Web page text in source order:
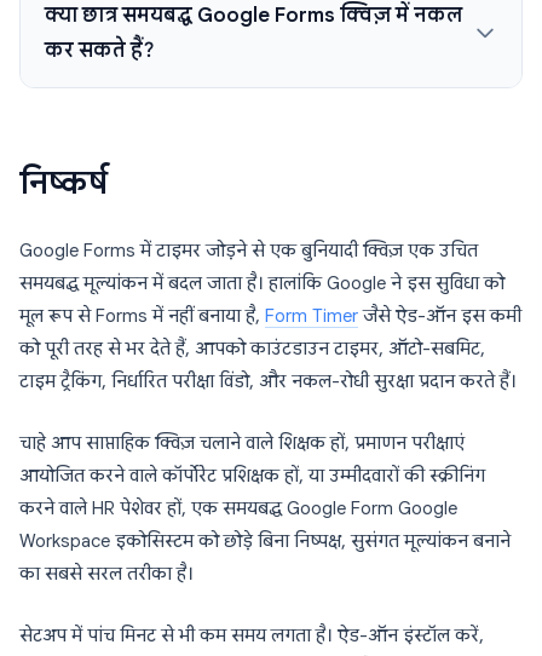
क्या छात्र समयबद्ध Google Forms क्विज़ में नकल
कर सकते हैं?
निष्कर्ष
Google Forms में टाइमर जोड़ने से एक बुनियादी क्विज़ एक उचित
समयबद्ध मूल्यांकन में बदल जाता है। हालांकि Google ने इस सुविधा को
मूल रूप से Forms में नहीं बनाया है, Form Timerजैसे ऐड-ऑन इस कमी
को पूरी तरह से भर देते हैं, आपको काउंटडाउन टाइमर, ऑटो-सबमिट,
टाइम ट्रैकिंग, निर्धारित परीक्षा विंडो, और नकल-रोधी सुरक्षा प्रदान करते हैं।
चाहे आप साप्ताहिक क्विज़ चलाने वाले शिक्षक हों, प्रमाणन परीक्षाएं
आयोजित करने वाले कॉर्पोरेट प्रशिक्षक हों, या उम्मीदवारों की स्क्रीनिंग
करने वाले HR पेशेवर हों, एक समयबद्ध Google Form Google
Workspace इकोसिस्टम को छोड़े बिना निष्पक्ष, सुसंगत मूल्यांकन बनाने
का सबसे सरल तरीका है।
सेटअप में पांच मिनट से भी कम समय लगता है। ऐड-ऑन इंस्टॉल करें,